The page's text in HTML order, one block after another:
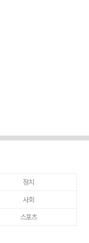
정치
사회
스포츠